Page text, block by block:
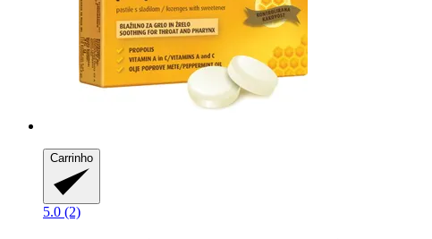
Carrinho
5.0 (2)